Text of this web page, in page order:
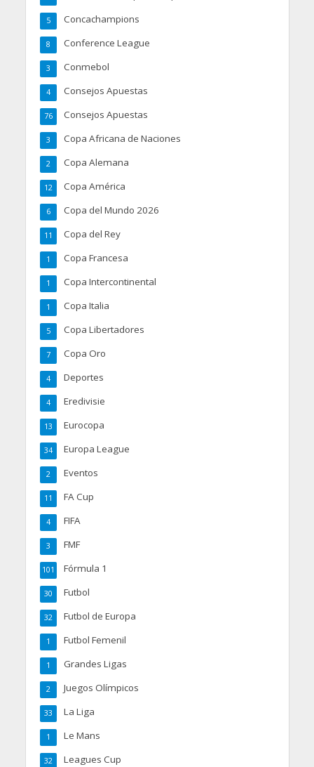
Concachampions
5
Conference League
8
Conmebol
3
Consejos Apuestas
4
Consejos Apuestas
76
Copa Africana de Naciones
3
Copa Alemana
2
Copa América
12
Copa del Mundo 2026
6
Copa del Rey
11
Copa Francesa
1
Copa Intercontinental
1
Copa Italia
1
Copa Libertadores
5
Copa Oro
7
Deportes
4
Eredivisie
4
Eurocopa
13
Europa League
34
Eventos
2
FA Cup
11
FIFA
4
FMF
3
Fórmula 1
101
Futbol
30
Futbol de Europa
32
Futbol Femenil
1
Grandes Ligas
1
Juegos Olímpicos
2
La Liga
33
Le Mans
1
Leagues Cup
32